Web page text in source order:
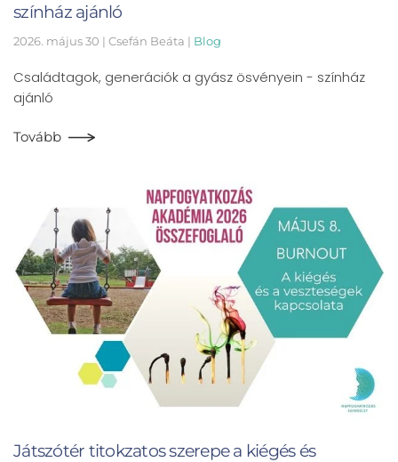
színház ajánló
2026. május 30 | Csefán Beáta | Blog
Családtagok, generációk a gyász ösvényein - színház
ajánló
Tovább
Játszótér titokzatos szerepe a kiégés és